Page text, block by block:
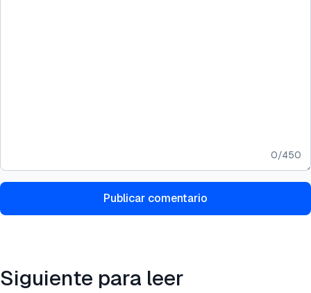
0/450
Publicar comentario
Siguiente para leer